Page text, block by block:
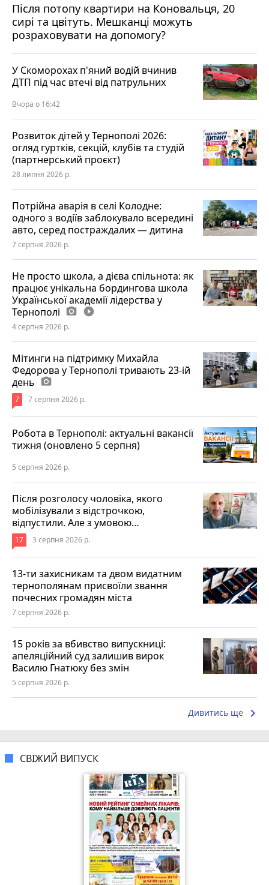
Після потопу квартири на Коновальця, 20
сирі та цвітуть. Мешканці можуть
розраховувати на допомогу?
У Скоморохах п'яний водій вчинив
ДТП під час втечі від патрульних
Вчора о 16:42
Розвиток дітей у Тернополі 2026:
огляд гуртків, секцій, клубів та студій
(партнерський проєкт)
28 липня 2026 р.
Потрійна аварія в селі Колодне:
одного з водіїв заблокувало всередині
авто, серед постраждалих — дитина
7 серпня 2026 р.
Не просто школа, а дієва спільнота: як
працює унікальна бордингова школа
Української академії лідерства у
Тернополі photo_camera play_circle_filled
4 серпня 2026 р.
Мітинги на підтримку Михайла
Федорова у Тернополі тривають 23-ій
день photo_camera
7 7 серпня 2026 р.
Робота в Тернополі: актуальні вакансії
тижня (оновлено 5 серпня)
5 серпня 2026 р.
Після розголосу чоловіка, якого
мобілізували з відстрочкою,
відпустили. Але з умовою…
17 3 серпня 2026 р.
13-ти захисникам та двом видатним
тернополянам присвоїли звання
почесних громадян міста
7 серпня 2026 р.
15 років за вбивство випускниці:
апеляційний суд залишив вирок
Василю Гнатюку без змін
5 серпня 2026 р.
Дивитись ще keyboard_arrow_right
СВІЖИЙ ВИПУСК